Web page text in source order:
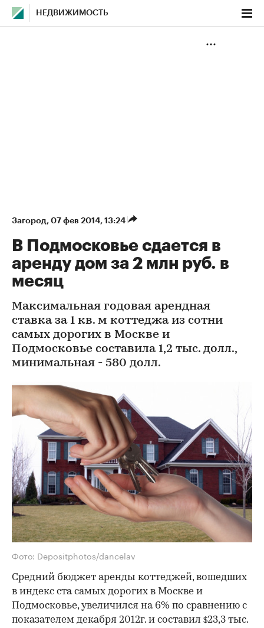
НЕДВИЖИМОСТЬ
Загород⁠, 07 фев 2014, 13:24
В Подмосковье сдается в
аренду дом за 2 млн руб. в
месяц
Максимальная годовая арендная
ставка за 1 кв. м коттеджа из сотни
самых дорогих в Москве и
Подмосковье составила 1,2 тыс. долл.,
минимальная - 580 долл.
Фото: Depositphotos/dancelav
Средний бюджет аренды коттеджей, вошедших
в индекс ста самых дорогих в Москве и
Подмосковье, увеличился на 6% по сравнению с
показателем декабря 2012г. и составил $23,3 тыс.